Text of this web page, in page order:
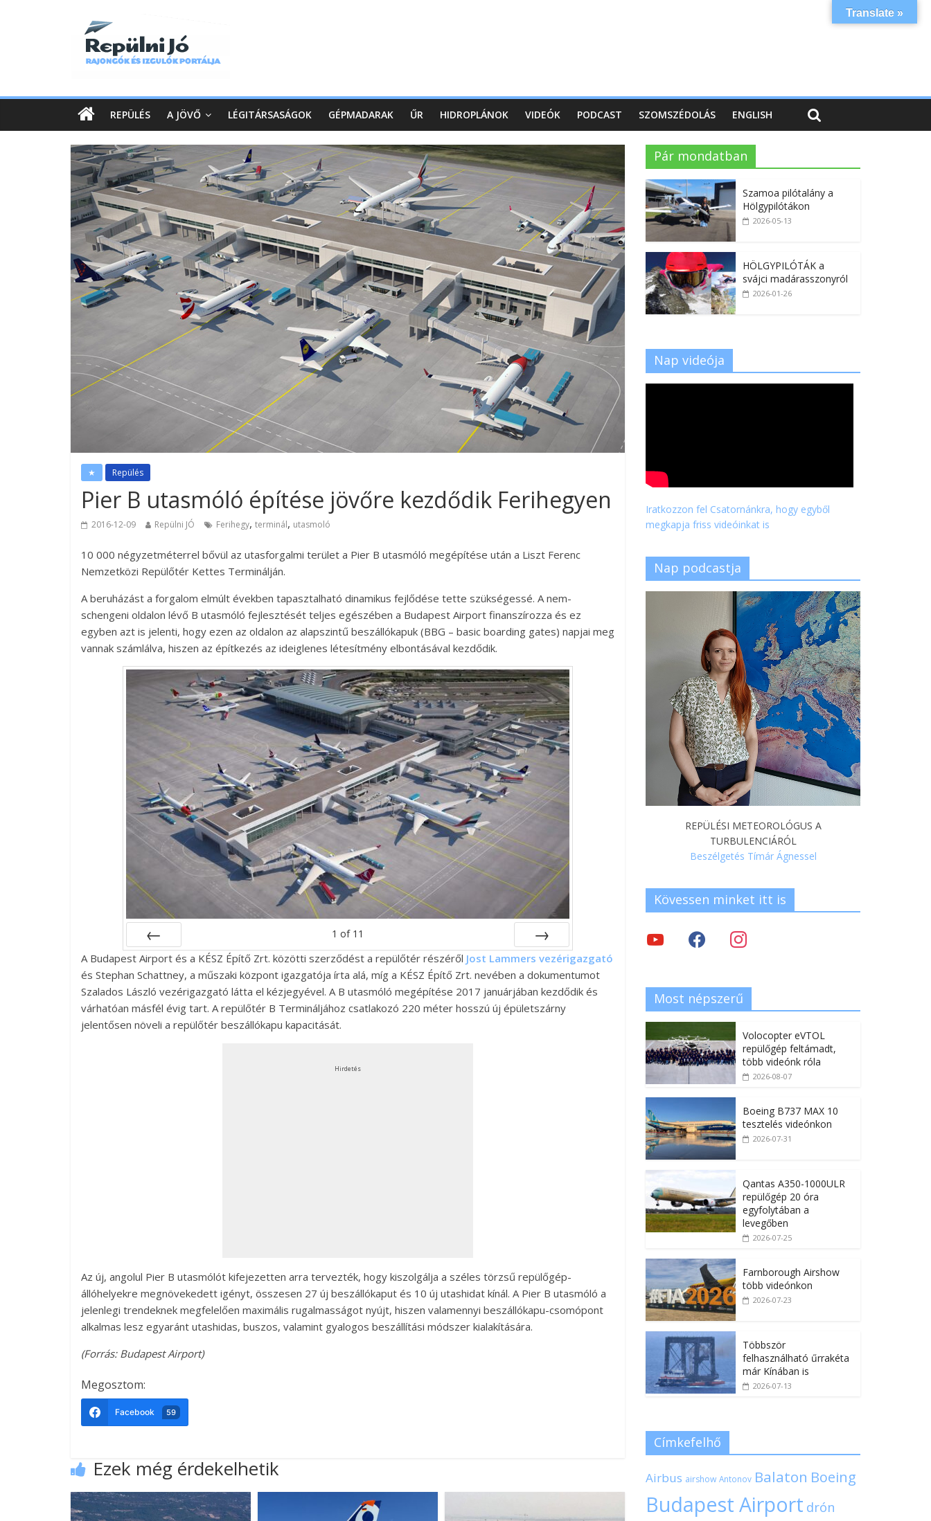
REPÜLÉS A JÖVŐ LÉGITÁRSASÁGOK GÉPMADARAK ŰR HIDROPLÁNOK VIDEÓK PODCAST SZOMSZÉDOLÁS ENGLISH
★ Repülés
Pier B utasmóló építése jövőre kezdődik Ferihegyen
2016-12-09 Repülni JÓ Ferihegy, terminál, utasmoló
10 000 négyzetméterrel bővül az utasforgalmi terület a Pier B utasmóló megépítése után a Liszt Ferenc
Nemzetközi Repülőtér Kettes Terminálján.
A beruházást a forgalom elmúlt években tapasztalható dinamikus fejlődése tette szükségessé. A nem-
schengeni oldalon lévő B utasmóló fejlesztését teljes egészében a Budapest Airport finanszírozza és ez
egyben azt is jelenti, hogy ezen az oldalon az alapszintű beszállókapuk (BBG – basic boarding gates) napjai meg
vannak számlálva, hiszen az építkezés az ideiglenes létesítmény elbontásával kezdődik.
Prev
1 of 11
Next
A Budapest Airport és a KÉSZ Építő Zrt. közötti szerződést a repülőtér részéről Jost Lammers vezérigazgató
és Stephan Schattney, a műszaki központ igazgatója írta alá, míg a KÉSZ Építő Zrt. nevében a dokumentumot
Szalados László vezérigazgató látta el kézjegyével. A B utasmóló megépítése 2017 januárjában kezdődik és
várhatóan másfél évig tart. A repülőtér B Termináljához csatlakozó 220 méter hosszú új épületszárny
jelentősen növeli a repülőtér beszállókapu kapacitását.
Hirdetés
Az új, angolul Pier B utasmólót kifejezetten arra tervezték, hogy kiszolgálja a széles törzsű repülőgép-
állóhelyekre megnövekedett igényt, összesen 27 új beszállókaput és 10 új utashidat kínál. A Pier B utasmóló a
jelenlegi trendeknek megfelelően maximális rugalmasságot nyújt, hiszen valamennyi beszállókapu-csomópont
alkalmas lesz egyaránt utashidas, buszos, valamint gyalogos beszállítási módszer kialakítására.
(Forrás: Budapest Airport)
Megosztom:
Facebook 59
Ezek még érdekelhetik
Pár mondatban
Szamoa pilótalány a
Hölgypilótákon
2026-05-13
HÖLGYPILÓTÁK a
svájci madárasszonyról
2026-01-26
Nap videója
Iratkozzon fel Csatornánkra, hogy egyből
megkapja friss videóinkat is
Nap podcastja
REPÜLÉSI METEOROLÓGUS A
TURBULENCIÁRÓL
Beszélgetés Tímár Ágnessel
Kövessen minket itt is
Most népszerű
Volocopter eVTOL
repülőgép feltámadt,
több videónk róla
2026-08-07
Boeing B737 MAX 10
tesztelés videónkon
2026-07-31
Qantas A350-1000ULR
repülőgép 20 óra
egyfolytában a
levegőben
2026-07-25
Farnborough Airshow
több videónkon
2026-07-23
Többször
felhasználható űrrakéta
már Kínában is
2026-07-13
Címkefelhő
Airbus airshow Antonov Balaton Boeing
Budapest Airport drón
Translate »